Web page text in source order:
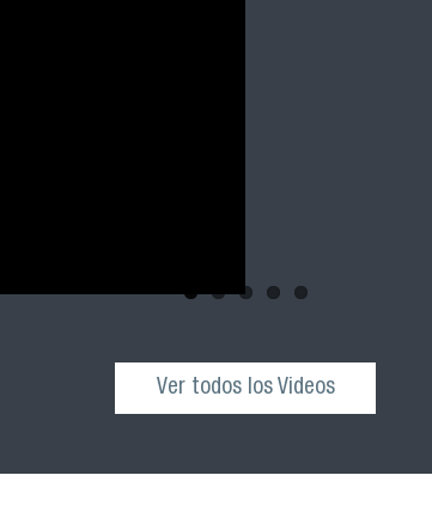
Ver todos los Videos